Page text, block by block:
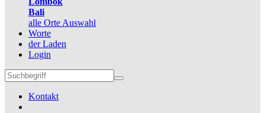
Bali
alle Orte Auswahl
Worte
der Laden
Login
Kontakt